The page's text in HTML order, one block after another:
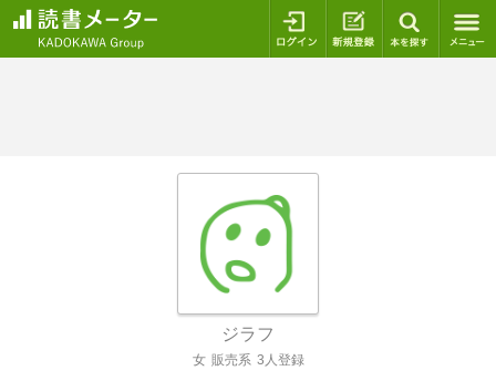
ログイン 新規登録
ジラフ
女 販売系 3人登録